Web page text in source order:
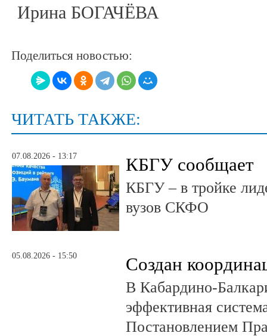
Ирина БОГАЧЁВА
Поделиться новостью:
ЧИТАТЬ ТАКЖЕ:
07.08.2026 - 13:17 КБГУ сообщает
КБГУ – в тройке
вузов СКФО
05.08.2026 - 15:50 Создан
В Кабардино-
эффективная
Постановлением